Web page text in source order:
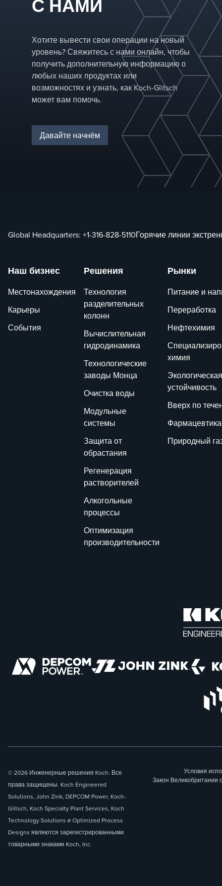
На протяжении более 70 лет
туманоуловители DEMISTER® обеспечивают
надежное и эффективное удаление
тумана, повышая производительность
технологического процесса и защищая
оборудование.
С НАМИ
Хотите вывести свои операции на новый
уровень? Свяжитесь с нами онлайн, чтобы
получить дополнительную информацию о
любых наших продуктах или
возможностях и узнать, как Koch-Glitsch
может вам помочь.
Давайте начнём
Global Headquarters: +1-316-828-5110Горячие линии
Наш бизнес
Местонахождения
Карьеры
События
Решения
Технология
разделительных
колонн
Вычислительная
гидродинамика
Технологические
заводы Монца
Очистка воды
Модульные
системы
Защита от
обрастания
Регенерация
растворителей
Алкогольные
процессы
Оптимизация
производительности
Рынки
Питание и
Переработка
Нефтехимия
химия
Экологическая
устойчивость
Вверх по
Фармацевтика
Природный
© 2026 Инженерные решения Koch. Все
права защищены. Koch Engineered
Solutions, John Zink, DEPCOM Power, Koch-
Glitsch, Koch Specialty Plant Services, Koch
Technology Solutions и Optimized Process
Designs являются зарегистрированными
товарными знаками Koch, Inc.
Условия
Закон Великобритании